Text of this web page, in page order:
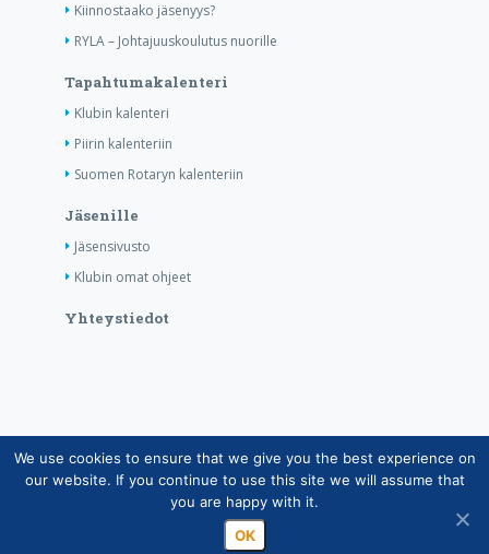
Kiinnostaako jäsenyys?
RYLA – Johtajuuskoulutus nuorille
Tapahtumakalenteri
Klubin kalenteri
Piirin kalenteriin
Suomen Rotaryn kalenteriin
Jäsenille
Jäsensivusto
Klubin omat ohjeet
Yhteystiedot
Copyright © Suomen Rotarypalvelu ry 2026 |
Jäsentietojärjestelmän tietosuojaseloste|Henkilötietojen
käsittely Rotarytoiminnassa
We use cookies to ensure that we give you the best experience on
our website. If you continue to use this site we will assume that
you are happy with it.
OK